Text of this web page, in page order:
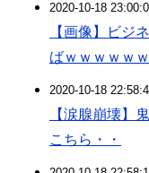
2020-10-18
【画像】ビジ
ばｗｗｗｗｗｗ
2020-10-18
【涙腺崩壊】
こちら・・